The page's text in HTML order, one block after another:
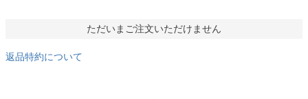
ただいまご注文いただけません
返品特約について